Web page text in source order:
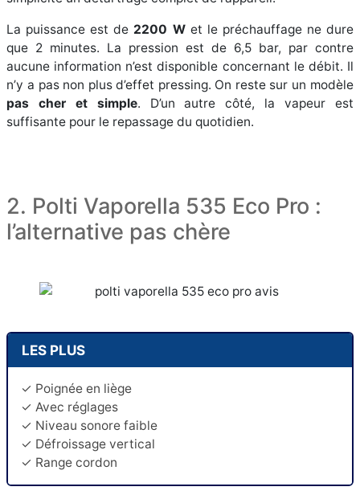
La puissance est de 2200 Wet le préchauffage ne dure
que 2 minutes. La pression est de 6,5 bar, par contre
aucune information n’est disponible concernant le débit. Il
n’y a pas non plus d’effet pressing. On reste sur un modèle
pas cher et simple. D’un autre côté, la vapeur est
suffisante pour le repassage du quotidien.
2. Polti Vaporella 535 Eco Pro :
l’alternative pas chère
LES PLUS
✓ Poignée en liège
✓ Avec réglages
✓ Niveau sonore faible
✓ Défroissage vertical
✓ Range cordon